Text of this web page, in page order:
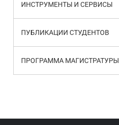
ИНСТРУМЕНТЫ И СЕРВИСЫ
ПУБЛИКАЦИИ СТУДЕНТОВ
ПРОГРАММА МАГИСТРАТУРЫ